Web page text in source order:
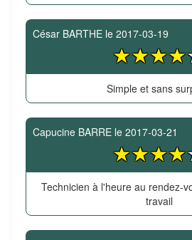
César BARTHE le 2017-03-19
Simple et sans
Capucine BARRE le 2017-03-21
Technicien à l'heure au rendez-
travail